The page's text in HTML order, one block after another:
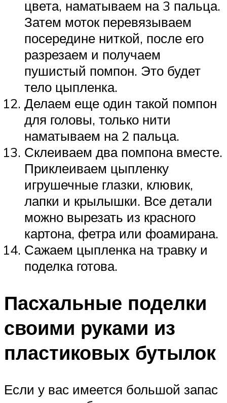
цвета, наматываем на 3 пальца.
Затем моток перевязываем
посередине ниткой, после его
разрезаем и получаем
пушистый помпон. Это будет
тело цыпленка.
Делаем еще один такой помпон
для головы, только нити
наматываем на 2 пальца.
Склеиваем два помпона вместе.
Приклеиваем цыпленку
игрушечные глазки, клювик,
лапки и крылышки. Все детали
можно вырезать из красного
картона, фетра или фоамирана.
Сажаем цыпленка на травку и
поделка готова.
Пасхальные поделки
своими руками из
пластиковых бутылок
Если у вас имеется большой запас